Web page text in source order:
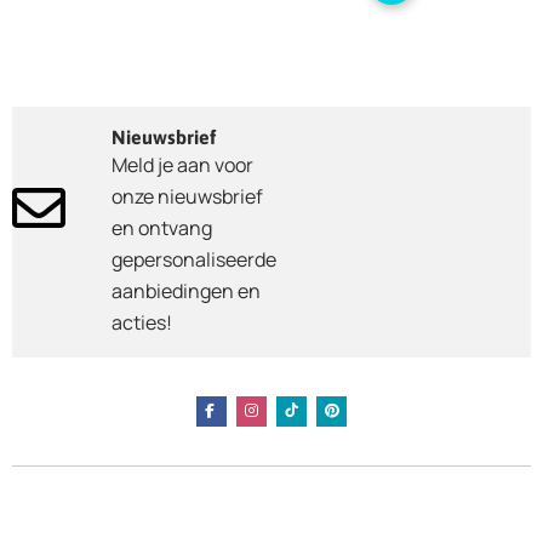
Nieuwsbrief
Meld je aan voor
onze nieuwsbrief
en ontvang
gepersonaliseerde
aanbiedingen en
acties!